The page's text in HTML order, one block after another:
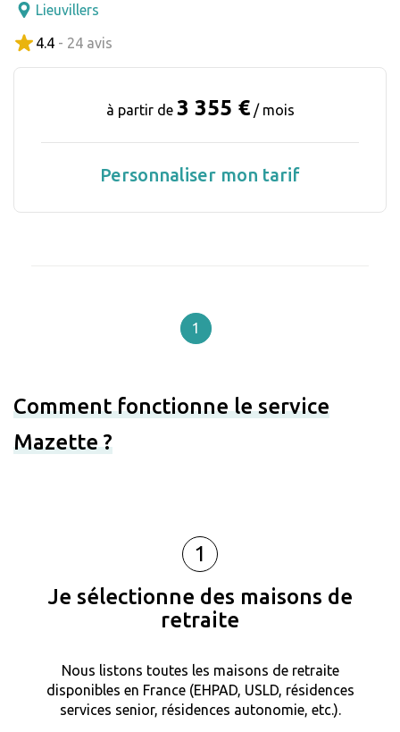
Lieuvillers
4.4 - 24 avis
à partir de 3 355 € / mois
Personnaliser mon tarif
1
Comment fonctionne le service
Mazette ?
1
Je sélectionne des maisons de
retraite
Nous listons toutes les maisons de retraite
disponibles en France (EHPAD, USLD, résidences
services senior, résidences autonomie, etc.).